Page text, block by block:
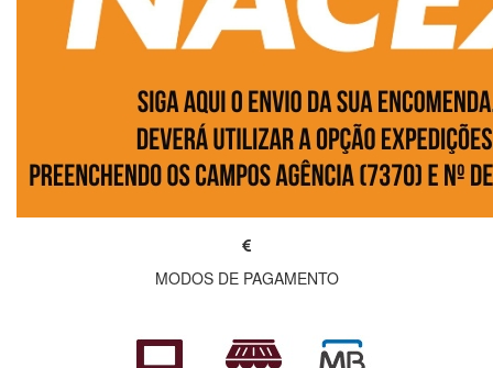
MODOS DE PAGAMENTO